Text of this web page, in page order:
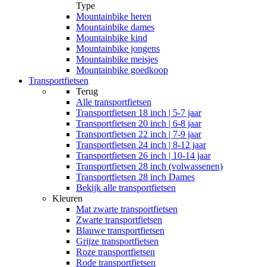
Type
Mountainbike heren
Mountainbike dames
Mountainbike kind
Mountainbike jongens
Mountainbike meisjes
Mountainbike goedkoop
Transportfietsen
Terug
Alle transportfietsen
Transportfietsen 18 inch | 5-7 jaar
Transportfietsen 20 inch | 6-8 jaar
Transportfietsen 22 inch | 7-9 jaar
Transportfietsen 24 inch | 8-12 jaar
Transportfietsen 26 inch | 10-14 jaar
Transportfietsen 28 inch (volwassenen)
Transportfietsen 28 inch Dames
Bekijk alle transportfietsen
Kleuren
Mat zwarte transportfietsen
Zwarte transportfietsen
Blauwe transportfietsen
Grijze transportfietsen
Roze transportfietsen
Rode transportfietsen